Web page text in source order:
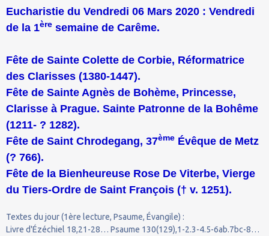
Eucharistie du Vendredi 06 Mars 2020 : Vendredi
de la 1ère semaine de Carême.
Fête de Sainte Colette de Corbie, Réformatrice
des Clarisses (1380-1447).
Fête de Sainte Agnès de Bohème, Princesse,
Clarisse à Prague. Sainte Patronne de la Bohême
(1211- ? 1282).
Fête de Saint Chrodegang, 37ème Évêque de Metz
(? 766).
Fête de la Bienheureuse Rose De Viterbe, Vierge
du Tiers-Ordre de Saint François († v. 1251).
Textes du jour (1ère lecture, Psaume, Évangile) :
Livre d'Ézéchiel 18,21-28… Psaume 130(129),1-2.3-4.5-6ab.7bc-8…